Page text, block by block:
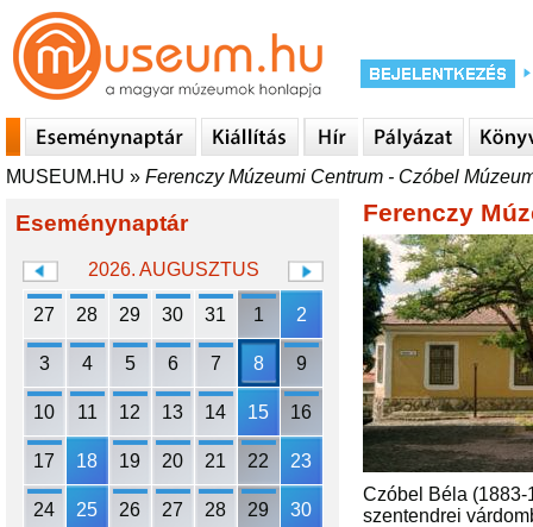
MUSEUM.HU » Ferenczy Múzeumi Centrum - Czóbel
Eseménynaptár
2026. AUGUSZTUS
27 28 29 30 31 1 2
3 4 5 6 7 8 9
10 11 12 13 14 15 16
17 18 19 20 21 22 23
24 25 26 27 28 29 30
Ferenczy
Czóbel Béla (1883-
szentendrei